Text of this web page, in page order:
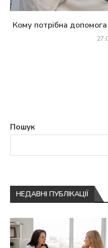
Кому потрібна
Пошук
НЕДАВНІ ПУБЛІКАЦІЇ